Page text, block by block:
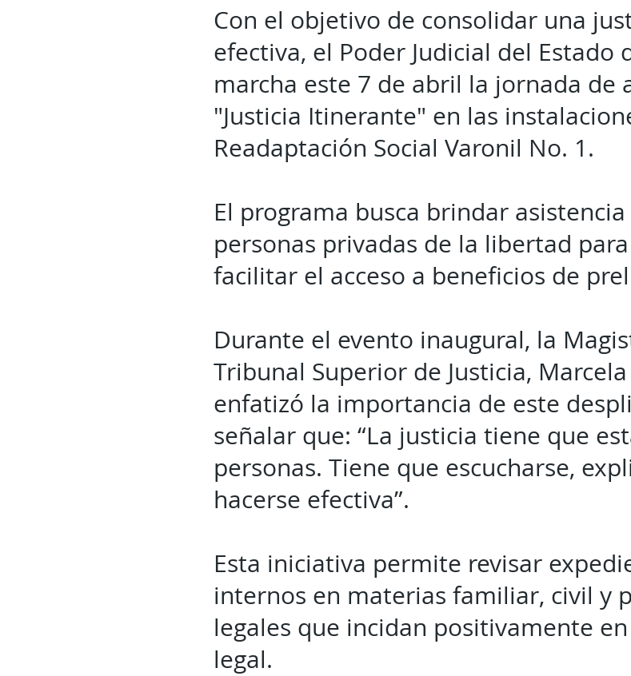
Con el objetivo de consolidar una
efectiva, el Poder Judicial del Estado
marcha este 7 de abril la jornada de
"Justicia Itinerante" en las
Readaptación Social Varonil No. 1.
El programa busca brindar
personas privadas de la libertad
facilitar el acceso a beneficios de
Durante el evento inaugural, la
Tribunal Superior de Justicia,
enfatizó la importancia de este
señalar que: “La justicia tiene que
personas. Tiene que escucharse,
hacerse efectiva”.
Esta iniciativa permite revisar
internos en materias familiar, civil y
legales que incidan positivamente
legal.